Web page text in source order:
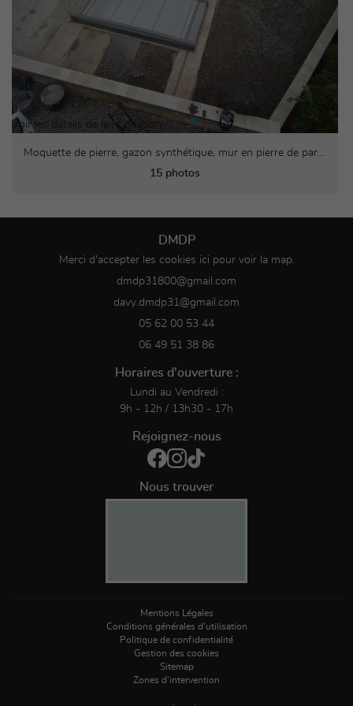

Voir les détails de la réalisation
15 photos
DMDP
Merci d'accepter les cookies ici pour voir la map.
05 62 00 53 44
06 49 51 38 86
Horaires d'ouverture :
Lundi au Vendredi :
9h - 12h / 13h30 - 17h
Rejoignez-nous
Nous trouver
Mentions Légales
Conditions générales d'utilisation
Politique de confidentialité
Gestion des cookies
Sitemap
Zones d'intervention